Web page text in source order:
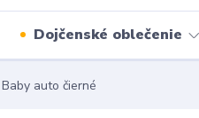
Dojčenské oblečenie
auto čierné